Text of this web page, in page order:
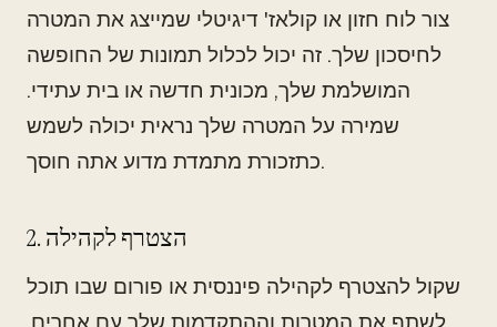
צור לוח חזון או קולאז' דיגיטלי שמייצג את המטרה
לחיסכון שלך. זה יכול לכלול תמונות של החופשה
המושלמת שלך, מכונית חדשה או בית עתידי.
שמירה על המטרה שלך נראית יכולה לשמש
כתזכורת מתמדת מדוע אתה חוסך.
2. הצטרף לקהילה
שקול להצטרף לקהילה פיננסית או פורום שבו תוכל